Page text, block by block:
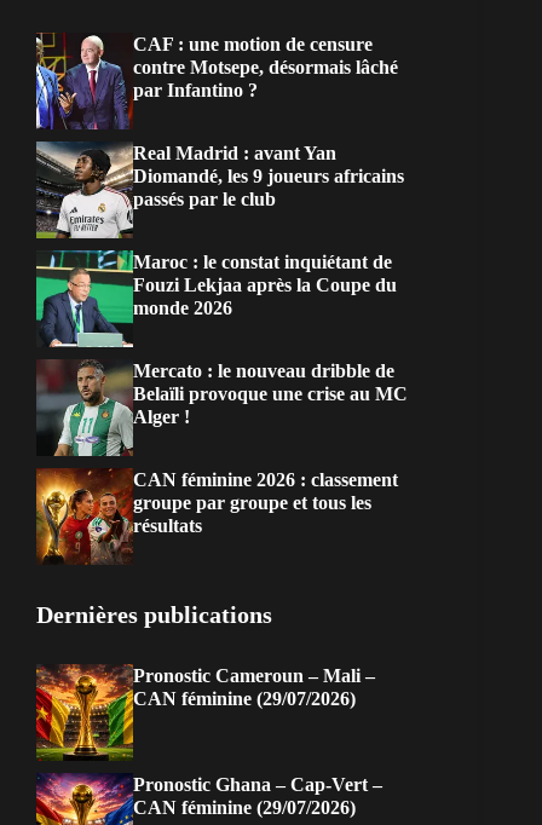
CAF : une motion de censure
contre Motsepe, désormais lâché
par Infantino ?
Real Madrid : avant Yan
Diomandé, les 9 joueurs africains
passés par le club
Maroc : le constat inquiétant de
Fouzi Lekjaa après la Coupe du
monde 2026
Mercato : le nouveau dribble de
Belaïli provoque une crise au MC
Alger !
CAN féminine 2026 : classement
groupe par groupe et tous les
résultats
Dernières publications
Pronostic Cameroun – Mali –
CAN féminine (29/07/2026)
Pronostic Ghana – Cap-Vert –
CAN féminine (29/07/2026)